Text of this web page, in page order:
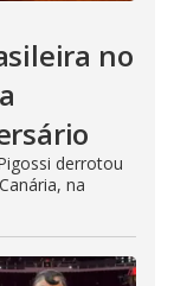
no
derrotou
na